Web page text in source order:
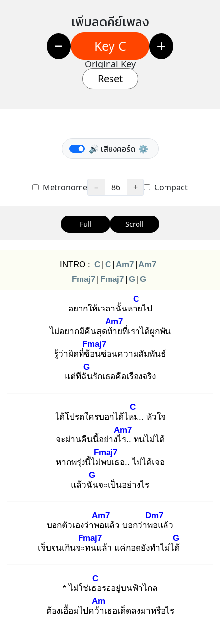
เพิ่มลดคีย์เพลง
Key C
Original Key
Reset
🔊 เสียงคอร์ด ⚙️
Metronome − 86 + Compact
Full Scroll
INTRO : C | C | Am7 | Am7
Fmaj7 | Fmaj7 | G | G
อยากให้เวลานั้นหาย
C
ไป
ไม่อยากมีคืนสุดท้า
Am7
ยที่เราได้ผูกพัน
รู้ว่าผิดที่ซ้อ
Fmaj7
นซ่อนความสัมพันธ์
แต่ที่ฉัน
G
รักเธอคือเรื่องจริง
ได้โปรดใครบอกได้ไหม
C
.. หัวใจ
จะผ่านคืนนี้อย่างไร
Am7
.. ทนไม่ได้
หากพรุ่งนี้ไม่พ
Fmaj7
บเธอ.. ไม่ได้เจอ
แล้วฉัน
G
จะเป็นอย่างไร
บอกตัวเองว่าพอ
Am7
แล้ว บอกว่าพอ
Dm7
แล้ว
เจ็บจนเกินจะท
Fmaj7
นแล้ว แค่กอดยังทำไม่ได้
G
* ไม่ใช่เธอ
C
รออยู่บนฟ้าไกล
ต้องเอื้อมไปคว้า
Am
เธอเด็ดลงมาหรือไร